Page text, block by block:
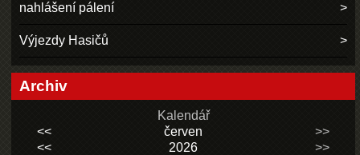
nahlášení pálení
Výjezdy Hasičů
Archiv
Kalendář
<<
červen
>>
<<
2026
>>